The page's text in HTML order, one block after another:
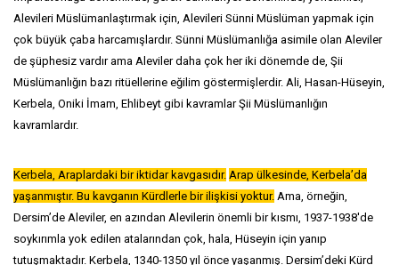
Alevileri Müslümanlaştırmak için, Alevileri Sünni Müslüman yapmak için
çok büyük çaba harcamışlardır. Sünni Müslümanlığa asimile olan Aleviler
de şüphesiz vardır ama Aleviler daha çok her iki dönemde de, Şii
Müslümanlığın bazı ritüellerine eğilim göstermişlerdir. Ali, Hasan-Hüseyin,
Kerbela, Oniki İmam, Ehlibeyt gibi kavramlar Şii Müslümanlığın
kavramlardır.
Kerbela, Araplardaki bir iktidar kavgasıdır. Arap ülkesinde, Kerbela’da
yaşanmıştır. Bu kavganın Kürdlerle bir ilişkisi yoktur. Ama, örneğin,
Dersim’de Aleviler, en azından Alevilerin önemli bir kısmı, 1937-1938'de
soykırımla yok edilen atalarından çok, hala, Hüseyin için yanıp
tutuşmaktadır. Kerbela, 1340-1350 yıl önce yaşanmış. Dersim’deki Kürd